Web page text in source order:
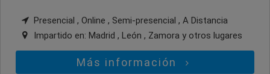
Presencial , Online , Semi-presencial , A Distancia
Impartido en: Madrid , León , Zamora y otros lugares
Más información